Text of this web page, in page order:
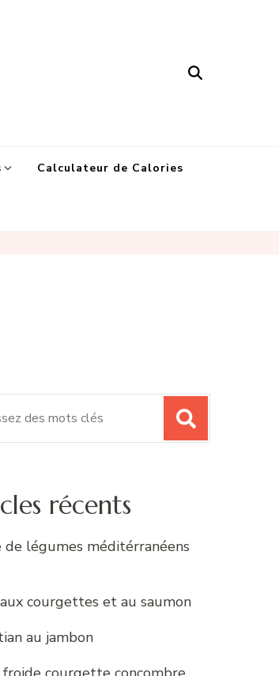
Calculateur de Calories
récents
de légumes méditérranéens
courgettes et au saumon
au jambon